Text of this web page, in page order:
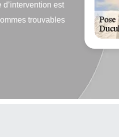
est
trouvables